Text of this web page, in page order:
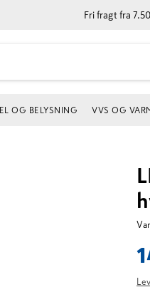
Fri fragt fra
EL OG BELYSNING VVS OG